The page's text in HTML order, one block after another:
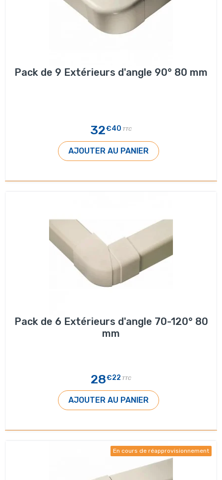
Pack de 9 Extérieurs d'angle 90° 80 mm
32€40 TTC
AJOUTER AU PANIER
Pack de 6 Extérieurs d'angle 70-120° 80
mm
28€22 TTC
AJOUTER AU PANIER
En cours de réapprovisionnement